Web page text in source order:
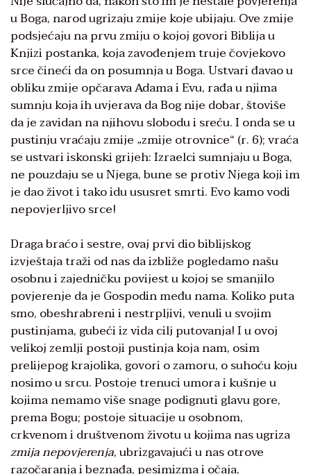
u Boga, narod ugrizaju zmije koje ubijaju. Ove zmije
podsjećaju na prvu zmiju o kojoj govori Biblija u
Knjizi postanka, koja zavođenjem truje čovjekovo
srce čineći da on posumnja u Boga. Ustvari đavao u
obliku zmije opčarava Adama i Evu, rađa u njima
sumnju koja ih uvjerava da Bog nije dobar, štoviše
da je zavidan na njihovu slobodu i sreću. I onda se u
pustinju vraćaju zmije „zmije otrovnice“ (r. 6); vraća
se ustvari iskonski grijeh: Izraelci sumnjaju u Boga,
ne pouzdaju se u Njega, bune se protiv Njega koji im
je dao život i tako idu ususret smrti. Evo kamo vodi
nepovjerljivo srce!
Draga braćo i sestre, ovaj prvi dio biblijskog
izvještaja traži od nas da izbliže pogledamo našu
osobnu i zajedničku povijest u kojoj se smanjilo
povjerenje da je Gospodin među nama. Koliko puta
smo, obeshrabreni i nestrpljivi, venuli u svojim
pustinjama, gubeći iz vida cilj putovanja! I u ovoj
velikoj zemlji postoji pustinja koja nam, osim
prelijepog krajolika, govori o zamoru, o suhoću koju
nosimo u srcu. Postoje trenuci umora i kušnje u
kojima nemamo više snage podignuti glavu gore,
prema Bogu; postoje situacije u osobnom,
crkvenom i društvenom životu u kojima nas ugriza
zmija nepovjerenja, ubrizgavajući u nas otrove
razočaranja i beznađa, pesimizma i očaja,